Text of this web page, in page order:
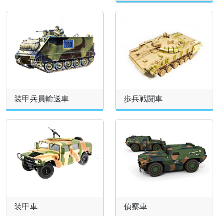
装甲兵員輸送車 歩兵戦闘車
装甲車 偵察車